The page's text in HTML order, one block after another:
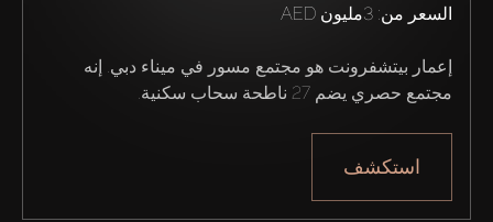
السعر من: 3مليون AED
مجتمع حصري يضم 27 ناطحة سحاب سكنية.
استكشف